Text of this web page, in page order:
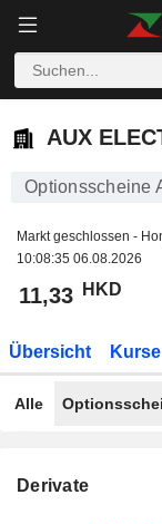
AUX
AUX
Optionsscheine
Markt geschlossen -
10:08:35 06.08.2026
11,33 HKD
Übersicht Kurse
Alle
Derivate